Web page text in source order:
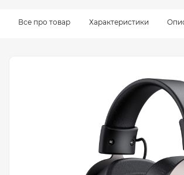
Все про товар Характеристики